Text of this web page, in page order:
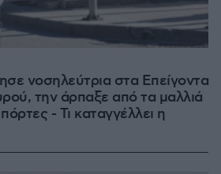
νοσηλεύτρια στα Επείγοντα
την άρπαξε από τα μαλλιά
- Τι καταγγέλλει η